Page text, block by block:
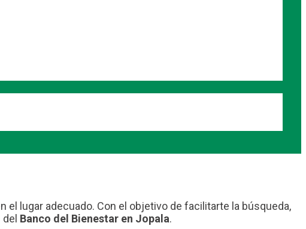
lugar adecuado. Con el objetivo de facilitarte la búsqueda,
Banco del Bienestar en Jopala.